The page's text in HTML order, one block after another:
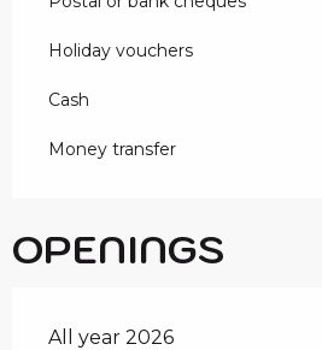
Holiday vouchers
Cash
Money transfer
OPENINGS
All year 2026